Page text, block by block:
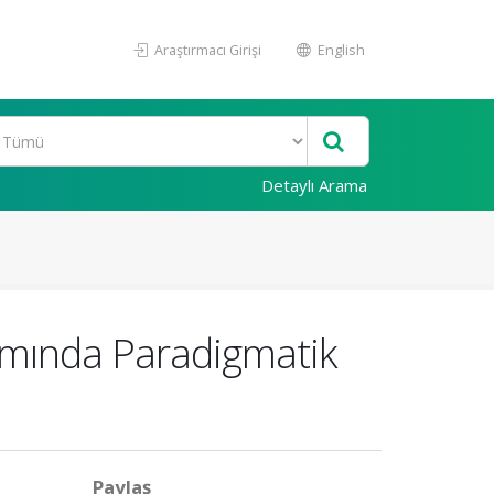
Araştırmacı Girişi English
Detaylı Arama
Paradigmatik
Paylaş